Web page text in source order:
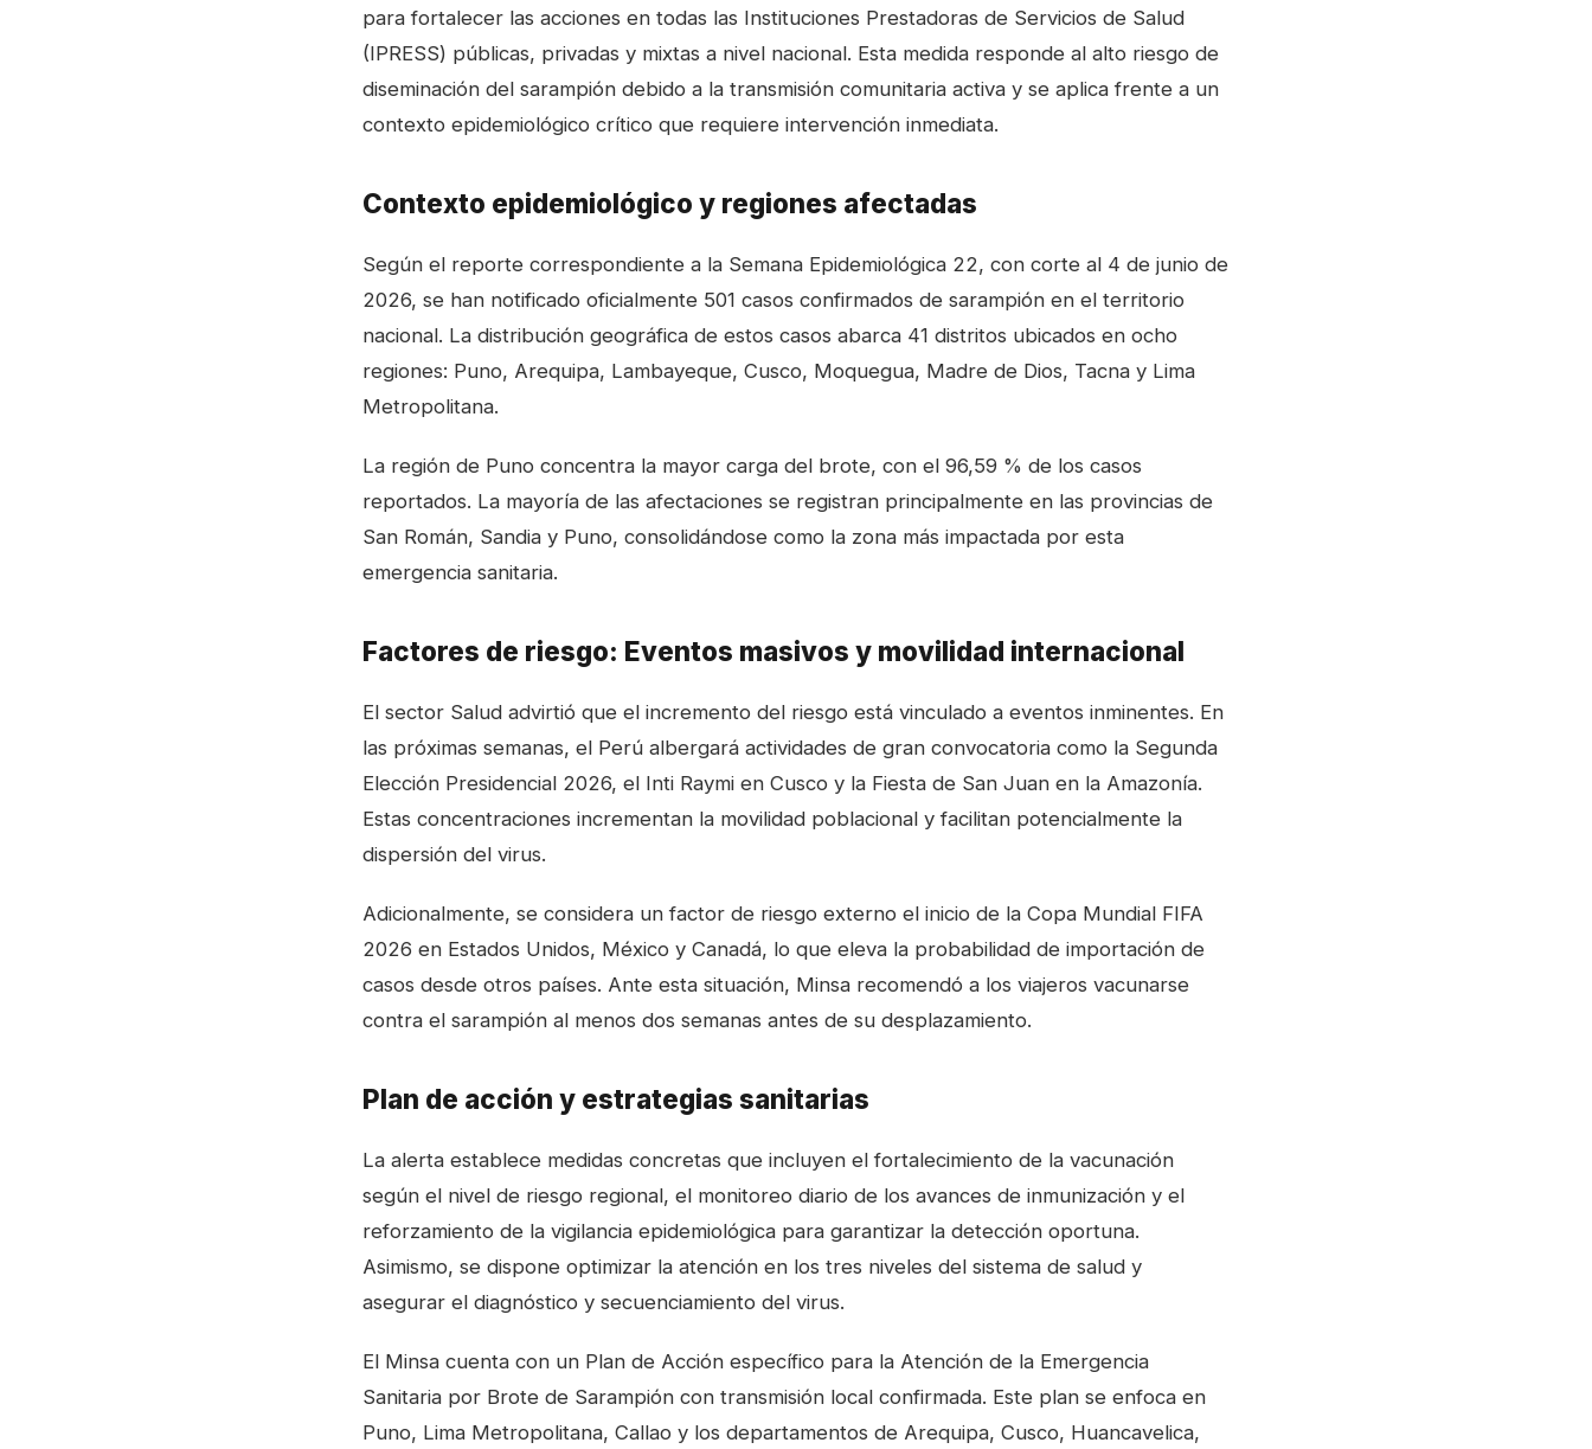
para fortalecer las acciones en todas las Instituciones Prestadoras de Servicios de Salud
(IPRESS) públicas, privadas y mixtas a nivel nacional. Esta medida responde al alto riesgo de
diseminación del sarampión debido a la transmisión comunitaria activa y se aplica frente a un
contexto epidemiológico crítico que requiere intervención inmediata.
Contexto epidemiológico y regiones afectadas
Según el reporte correspondiente a la Semana Epidemiológica 22, con corte al 4 de junio de
2026, se han notificado oficialmente 501 casos confirmados de sarampión en el territorio
nacional. La distribución geográfica de estos casos abarca 41 distritos ubicados en ocho
regiones: Puno, Arequipa, Lambayeque, Cusco, Moquegua, Madre de Dios, Tacna y Lima
Metropolitana.
La región de Puno concentra la mayor carga del brote, con el 96,59 % de los casos
reportados. La mayoría de las afectaciones se registran principalmente en las provincias de
San Román, Sandia y Puno, consolidándose como la zona más impactada por esta
emergencia sanitaria.
Factores de riesgo: Eventos masivos y movilidad internacional
El sector Salud advirtió que el incremento del riesgo está vinculado a eventos inminentes. En
las próximas semanas, el Perú albergará actividades de gran convocatoria como la Segunda
Elección Presidencial 2026, el Inti Raymi en Cusco y la Fiesta de San Juan en la Amazonía.
Estas concentraciones incrementan la movilidad poblacional y facilitan potencialmente la
dispersión del virus.
Adicionalmente, se considera un factor de riesgo externo el inicio de la Copa Mundial FIFA
2026 en Estados Unidos, México y Canadá, lo que eleva la probabilidad de importación de
casos desde otros países. Ante esta situación, Minsa recomendó a los viajeros vacunarse
contra el sarampión al menos dos semanas antes de su desplazamiento.
Plan de acción y estrategias sanitarias
La alerta establece medidas concretas que incluyen el fortalecimiento de la vacunación
según el nivel de riesgo regional, el monitoreo diario de los avances de inmunización y el
reforzamiento de la vigilancia epidemiológica para garantizar la detección oportuna.
Asimismo, se dispone optimizar la atención en los tres niveles del sistema de salud y
asegurar el diagnóstico y secuenciamiento del virus.
El Minsa cuenta con un Plan de Acción específico para la Atención de la Emergencia
Sanitaria por Brote de Sarampión con transmisión local confirmada. Este plan se enfoca en
Puno, Lima Metropolitana, Callao y los departamentos de Arequipa, Cusco, Huancavelica,